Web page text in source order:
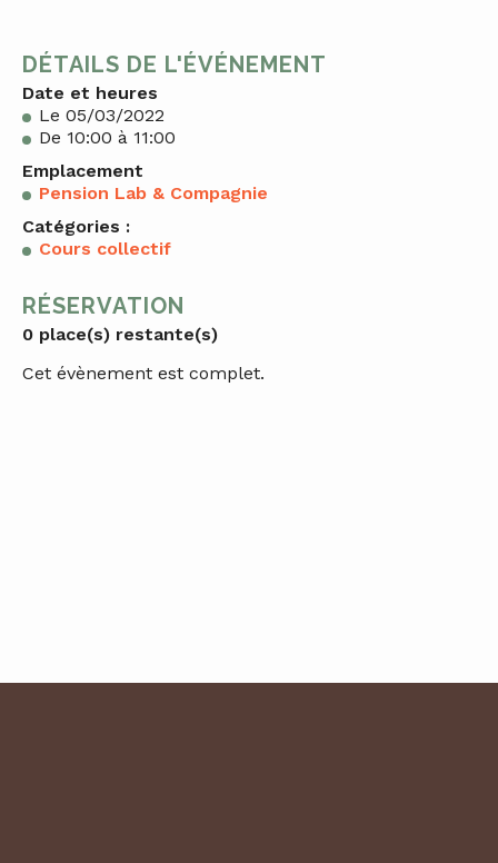
DÉTAILS DE L'ÉVÉNEMENT
Date et heures
Le 05/03/2022
De 10:00 à 11:00
Emplacement
Pension Lab & Compagnie
Catégories :
Cours collectif
RÉSERVATION
0 place(s) restante(s)
Cet évènement est complet.